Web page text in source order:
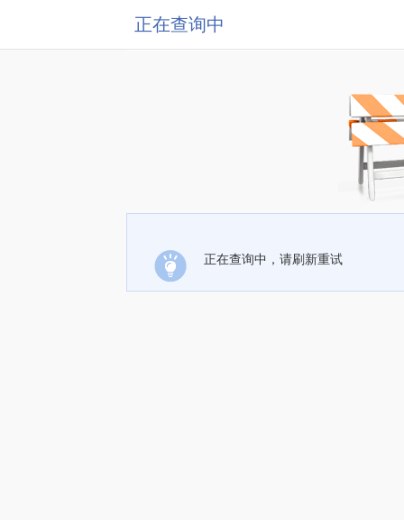
正在查询中
正在查询中，请刷新重试